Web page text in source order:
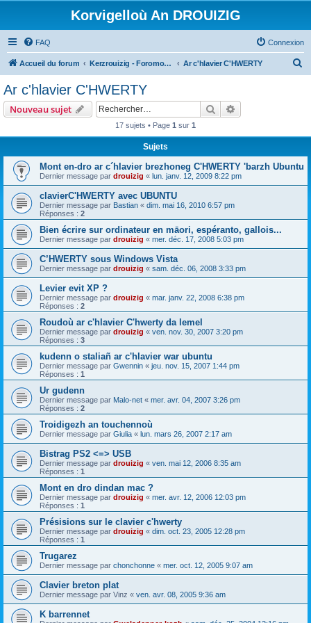
Korvigelloù An DROUIZIG
FAQ Connexion
Accueil du forum Kerzrouizig - Foromoù An Drouizig Ar c'hlavier C'HWERTY
Ar c'hlavier C'HWERTY
Nouveau sujet Rechercher
17 sujets • Page 1 sur 1
Sujets
Mont en-dro ar c´hlavier brezhoneg C'HWERTY 'barzh Ubuntu
Dernier message par drouizig « lun. janv. 12, 2009 8:22 pm
clavierC'HWERTY avec UBUNTU
Dernier message par Bastian « dim. mai 16, 2010 6:57 pm
Réponses : 2
Bien écrire sur ordinateur en māori, espéranto, gallois...
Dernier message par drouizig « mer. déc. 17, 2008 5:03 pm
C’HWERTY sous Windows Vista
Dernier message par drouizig « sam. déc. 06, 2008 3:33 pm
Levier evit XP ?
Dernier message par drouizig « mar. janv. 22, 2008 6:38 pm
Réponses : 2
Roudoù ar c'hlavier C'hwerty da lemel
Dernier message par drouizig « ven. nov. 30, 2007 3:20 pm
Réponses : 3
kudenn o staliañ ar c'hlavier war ubuntu
Dernier message par Gwennin « jeu. nov. 15, 2007 1:44 pm
Réponses : 1
Ur gudenn
Dernier message par Malo-net « mer. avr. 04, 2007 3:26 pm
Réponses : 2
Troidigezh an touchennoù
Dernier message par Giulia « lun. mars 26, 2007 2:17 am
Bistrag PS2 <=> USB
Dernier message par drouizig « ven. mai 12, 2006 8:35 am
Réponses : 1
Mont en dro dindan mac ?
Dernier message par drouizig « mer. avr. 12, 2006 12:03 pm
Réponses : 1
Présisions sur le clavier c'hwerty
Dernier message par drouizig « dim. oct. 23, 2005 12:28 pm
Réponses : 1
Trugarez
Dernier message par chonchonne « mer. oct. 12, 2005 9:07 am
Clavier breton plat
Dernier message par Vinz « ven. avr. 08, 2005 9:36 am
K barrennet